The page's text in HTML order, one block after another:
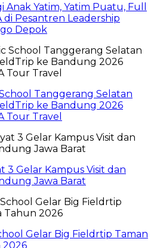
Yatim, Yatim Puatu, Full
di Pesantren Leadership
Depok
Tanggerang Selatan
ke Bandung 2026
Tour Travel
3 Gelar Kampus Visit dan
Jawa Barat
Gelar Big Fieldrtip Taman
2026